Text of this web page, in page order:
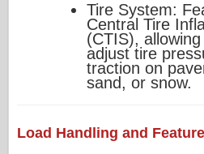
Tire System:
Central Tire
(CTIS),
adjust tire
traction on
sand, or snow.
Load Handling and